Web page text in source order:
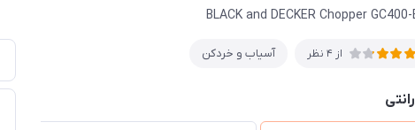
BLACK and DECKER Chopper GC400-
از 4 نظر آسیاب و خردکن